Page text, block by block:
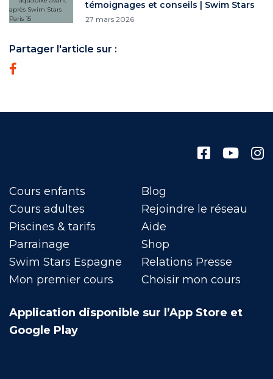
témoignages et conseils | Swim Stars
27 mars 2026
Partager l'article sur :
Cours enfants
Cours adultes
Piscines & tarifs
Parrainage
Swim Stars Espagne
Mon premier cours
Blog
Rejoindre le réseau
Aide
Shop
Relations Presse
Choisir mon cours
Application disponible sur l’App Store et
Google Play